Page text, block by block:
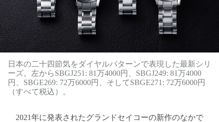
日本の二十四節気をダイヤルパターンで表現した最新シリ
ーズ。左からSBGJ251: 81万4000円、SBGJ249: 81万4000
円、SBGE269: 72万6000円、そしてSBGE271: 72万6000円
（すべて税込）。
2021年に発表されたグランドセイコーの新作のなかで